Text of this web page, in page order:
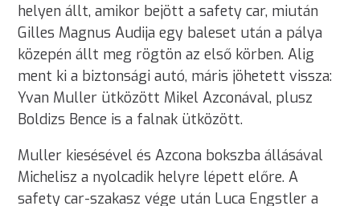
helyen állt, amikor bejött a safety car, miután
Gilles Magnus Audija egy baleset után a pálya
közepén állt meg rögtön az első körben. Alig
ment ki a biztonsági autó, máris jöhetett vissza:
Yvan Muller ütközött Mikel Azconával, plusz
Boldizs Bence is a falnak ütközött.
Muller kiesésével és Azcona bokszba állásával
Michelisz a nyolcadik helyre lépett előre. A
safety car-szakasz vége után Luca Engstler a